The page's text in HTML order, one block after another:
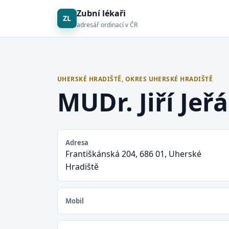
ZL Zubní lékaři
adresář ordinací v ČR
UHERSKÉ HRADIŠTĚ, OKRES UHERSKÉ HRADIŠTĚ
MUDr. Jiří
Adresa
Františkánská 204, 686 01, Uherské
Hradiště
Mobil